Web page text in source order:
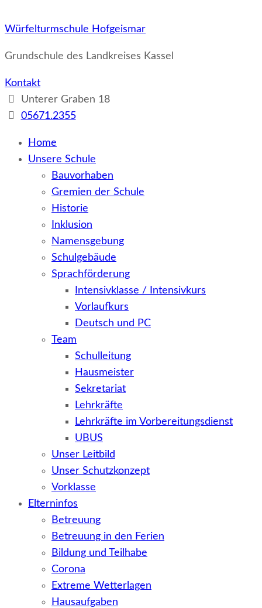
Würfelturmschule Hofgeismar
Grundschule des Landkreises Kassel
Kontakt
Unterer Graben 18
05671.2355
Home
Unsere Schule
Bauvorhaben
Gremien der Schule
Historie
Inklusion
Namensgebung
Schulgebäude
Sprachförderung
Intensivklasse / Intensivkurs
Vorlaufkurs
Deutsch und PC
Team
Schulleitung
Hausmeister
Sekretariat
Lehrkräfte
Lehrkräfte im Vorbereitungsdienst
UBUS
Unser Leitbild
Unser Schutzkonzept
Vorklasse
Elterninfos
Betreuung
Betreuung in den Ferien
Bildung und Teilhabe
Corona
Extreme Wetterlagen
Hausaufgaben